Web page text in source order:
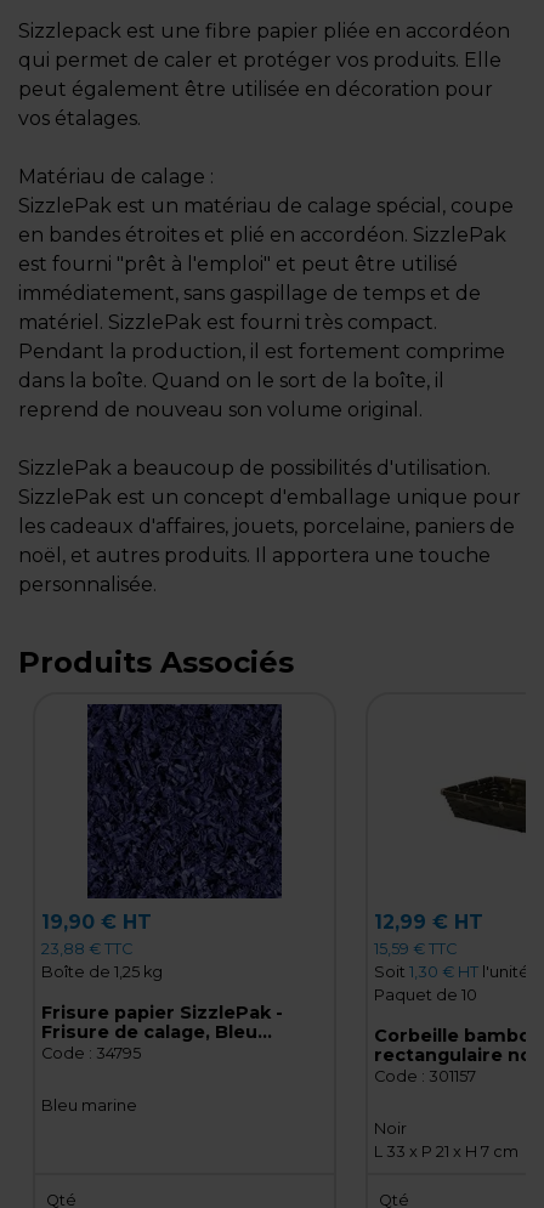
Sizzlepack est une fibre papier pliée en accordéon
qui permet de caler et protéger vos produits. Elle
peut également être utilisée en décoration pour
vos étalages.
Matériau de calage :
SizzlePak est un matériau de calage spécial, coupe
en bandes étroites et plié en accordéon. SizzlePak
est fourni "prêt à l'emploi" et peut être utilisé
immédiatement, sans gaspillage de temps et de
matériel. SizzlePak est fourni très compact.
Pendant la production, il est fortement comprime
dans la boîte. Quand on le sort de la boîte, il
reprend de nouveau son volume original.
SizzlePak a beaucoup de possibilités d'utilisation.
SizzlePak est un concept d'emballage unique pour
les cadeaux d'affaires, jouets, porcelaine, paniers de
noël, et autres produits. Il apportera une touche
personnalisée.
Produits Associés
19,90 € HT
23,88 € TTC
Boîte de 1,25 kg
Frisure papier SizzlePak -
Frisure de calage, Bleu
marine - 1,25 kg
Code : 34795
Bleu marine
Qté
12,99 € HT
15,59 € TTC
Soit 1,30 € HTl'unité
Paquet de 10
Corbeille bambou
rectangulaire noir
cm, paquet de 10
Code : 301157
Noir
L 33 x P 21 x H 7 cm
Qté